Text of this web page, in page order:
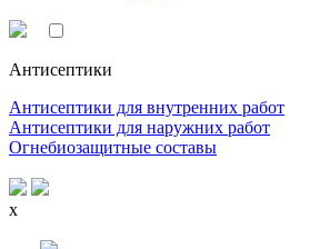
Антисептики
Антисептики для внутренних работ
Антисептики для наружних работ
Огнебиозащитные составы
x